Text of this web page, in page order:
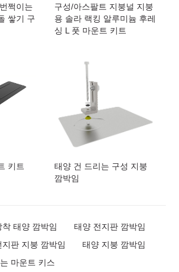
쩍이는
쌓기 구
구성/아스팔트 지붕널 지붕
용 솔라 랙킹 알루미늄 후레
싱 L 풋 마운트 키트
키트
태양 건 드리는 구성 지붕
깜박임
착 태양 깜박임
태양 전지판 깜박임
지판 지붕 깜박임
태양 지붕 깜박임
마운트 키스